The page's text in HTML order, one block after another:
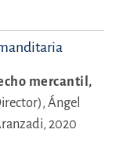
mercantil,
Ángel
2020